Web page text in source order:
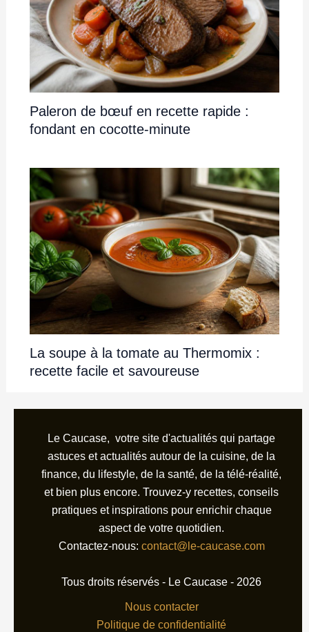
Paleron de bœuf en recette rapide :
fondant en cocotte-minute
La soupe à la tomate au Thermomix :
recette facile et savoureuse
Le Caucase, votre site d'actualités qui partage
astuces et actualités autour de la cuisine, de la
finance, du lifestyle, de la santé, de la télé-réalité,
et bien plus encore. Trouvez-y recettes, conseils
pratiques et inspirations pour enrichir chaque
aspect de votre quotidien.
Contactez-nous: contact@le-caucase.com
Tous droits réservés - Le Caucase - 2026
Nous contacter
Politique de confidentialité